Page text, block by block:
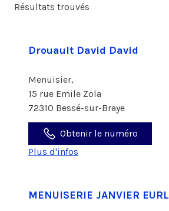
Résultats trouvés
Drouault David David
Menuisier,
15 rue Emile Zola
72310 Bessé-sur-Braye
Obtenir le numéro
Plus d'infos
MENUISERIE JANVIER EURL